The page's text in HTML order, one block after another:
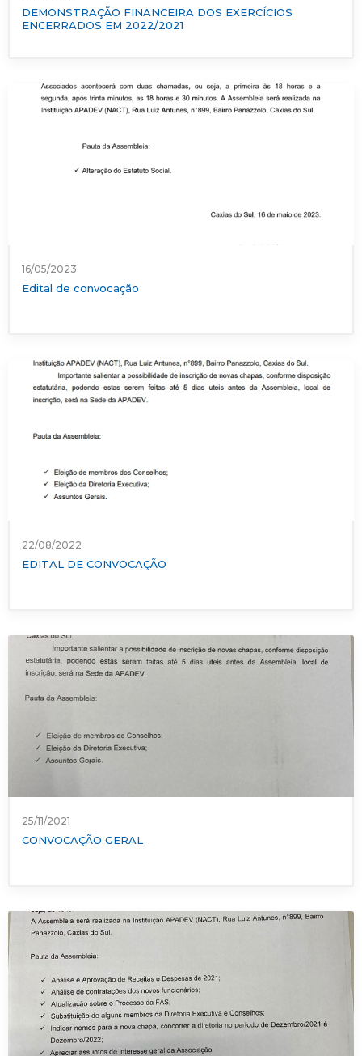
DEMONSTRAÇÃO FINANCEIRA DOS EXERCÍCIOS
ENCERRADOS EM 2022/2021
16/05/2023
Edital de convocação
22/08/2022
EDITAL DE CONVOCAÇÃO
25/11/2021
CONVOCAÇÃO GERAL